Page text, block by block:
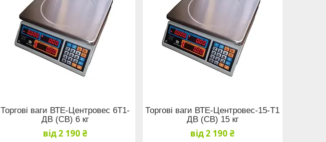
Торгові ваги ВТЕ-Центровес 6Т1-
ДВ (СВ) 6 кг
від 2 190 ₴
Торгові ваги ВТЕ-Центровес-15-Т1
ДВ (СВ) 15 кг
від 2 190 ₴